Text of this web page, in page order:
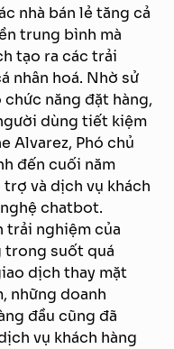
nhà bán lẻ tăng cả
trung bình mà
tạo ra các trải
nhân hoá. Nhờ sử
năng đặt hàng,
dùng tiết kiệm
Alvarez, Phó chủ
đến cuối năm
và dịch vụ khách
chatbot.
trải nghiệm của
trong suốt quá
dịch thay mặt
những doanh
đầu cũng đã
vụ khách hàng